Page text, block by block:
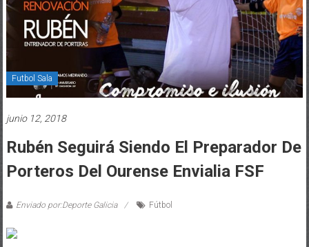
Futbol Sala
junio 12, 2018
Rubén Seguirá Siendo El Preparador De
Porteros Del Ourense Envialia FSF
Enviado por:Deporte Galicia Fútbol